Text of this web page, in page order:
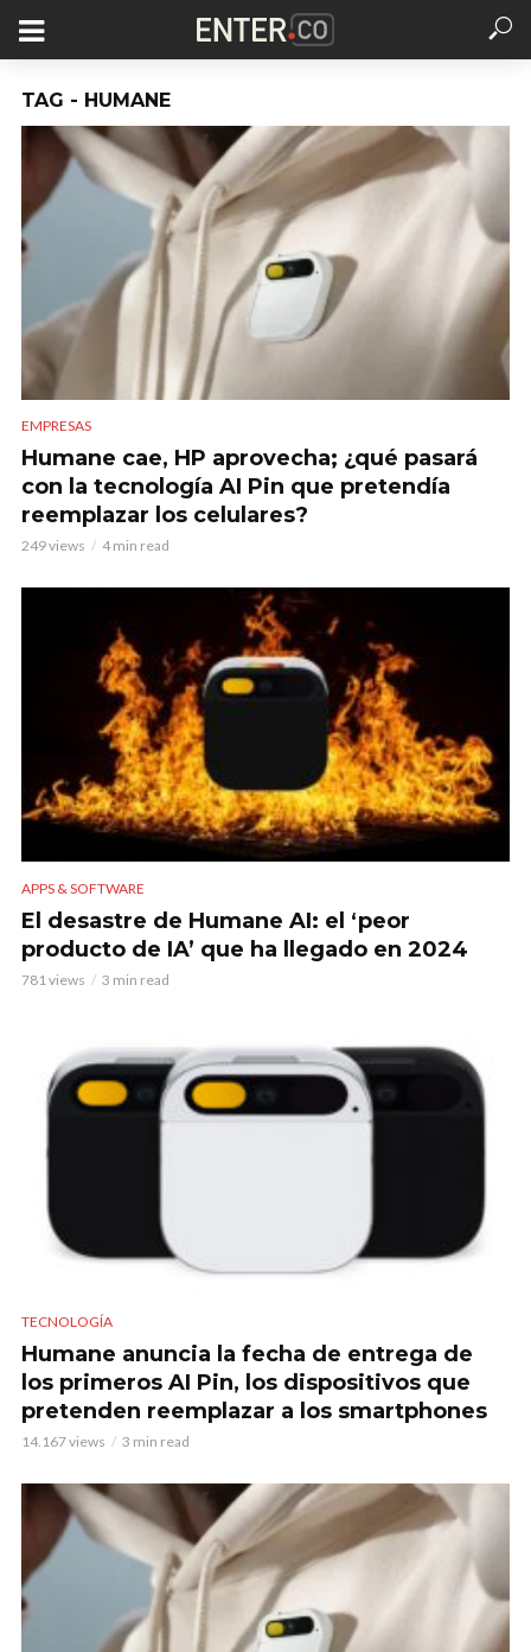
TAG - HUMANE
EMPRESAS
Humane cae, HP aprovecha; ¿qué pasará
con la tecnología AI Pin que pretendía
reemplazar los celulares?
249 views 4 min read
APPS & SOFTWARE
El desastre de Humane AI: el ‘peor
producto de IA’ que ha llegado en 2024
781 views 3 min read
TECNOLOGÍA
Humane anuncia la fecha de entrega de
los primeros AI Pin, los dispositivos que
pretenden reemplazar a los smartphones
14.167 views 3 min read